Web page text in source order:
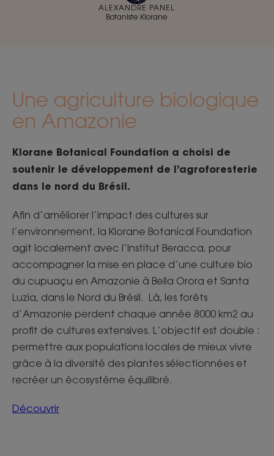
ALEXANDRE PANEL
Botaniste Klorane
Une agriculture biologique
en Amazonie
Klorane Botanical Foundation a choisi de
soutenir le développement de l’agroforesterie
dans le nord du Brésil.
Afin d’améliorer l’impact des cultures sur
l’environnement, la Klorane Botanical Foundation
agit localement avec l’Institut Beracca, pour
accompagner la mise en place d’une culture bio
du cupuaçu en Amazonie à Bella Orora et Santa
Luzia, dans le Nord du Brésil. Là, les forêts
d’Amazonie perdent chaque année 8000 km2 au
profit de cultures extensives. L’objectif est double :
permettre aux populations locales de mieux vivre
grâce à la diversité des plantes sélectionnées et
recréer un écosystème équilibré.
Découvrir